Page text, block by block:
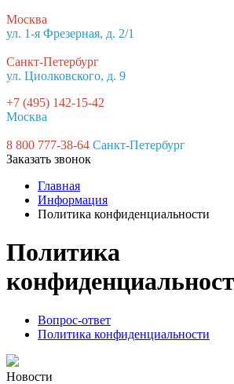
Москва
ул. 1-я Фрезерная, д. 2/1
Санкт-Петербург
ул. Циолковского, д. 9
+7 (495) 142-15-42
Москва
8 800 777-38-64 Санкт-Петербург
Заказать звонок
Главная
Информация
Политика конфиденциальности
Политика
Вопрос-ответ
Политика конфиденциальности
Новости